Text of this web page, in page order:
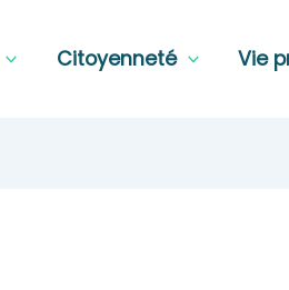
Citoyenneté Vie